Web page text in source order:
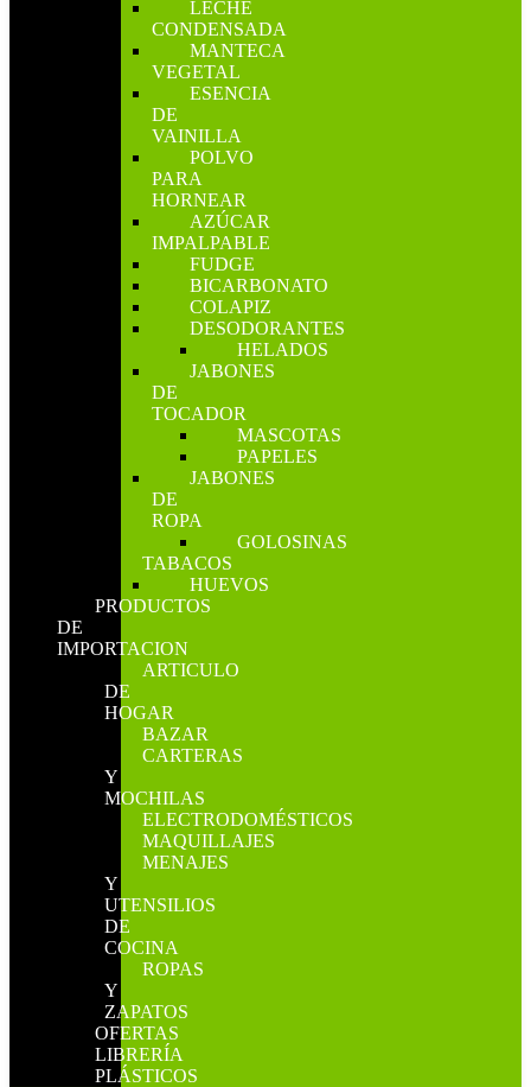
LECHE
CONDENSADA
MANTECA
VEGETAL
ESENCIA
DE
VAINILLA
POLVO
PARA
HORNEAR
AZÚCAR
IMPALPABLE
FUDGE
BICARBONATO
COLAPIZ
DESODORANTES
HELADOS
JABONES
DE
TOCADOR
MASCOTAS
PAPELES
JABONES
DE
ROPA
GOLOSINAS
TABACOS
HUEVOS
PRODUCTOS
DE
IMPORTACION
ARTICULO
DE
HOGAR
BAZAR
CARTERAS
Y
MOCHILAS
ELECTRODOMÉSTICOS
MAQUILLAJES
MENAJES
Y
UTENSILIOS
DE
COCINA
ROPAS
Y
ZAPATOS
OFERTAS
LIBRERÍA
PLÁSTICOS